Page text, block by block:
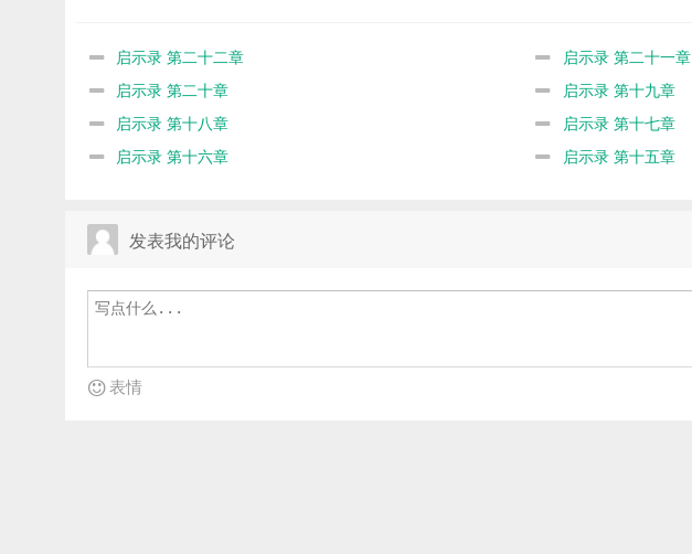
启示录 第二十二章
启示录 第二十一章
启示录 第二十章
启示录 第十九章
启示录 第十八章
启示录 第十七章
启示录 第十六章
启示录 第十五章
发表我的评论
表情